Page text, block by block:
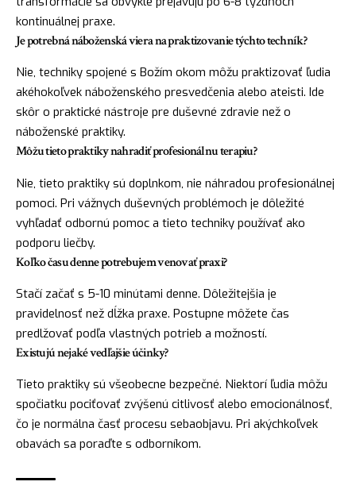
kontinuálnej praxe.
Je potrebná náboženská viera na praktizovanie týchto techník?
Nie, techniky spojené s Božím okom môžu praktizovať ľudia
akéhokoľvek náboženského presvedčenia alebo ateisti. Ide
skôr o praktické nástroje pre duševné zdravie než o
náboženské praktiky.
Môžu tieto praktiky nahradiť profesionálnu terapiu?
Nie, tieto praktiky sú doplnkom, nie náhradou profesionálnej
pomoci. Pri vážnych duševných problémoch je dôležité
vyhľadať odbornú pomoc a tieto techniky používať ako
podporu liečby.
Koľko času denne potrebujem venovať praxi?
Stačí začať s 5-10 minútami denne. Dôležitejšia je
pravidelnosť než dĺžka praxe. Postupne môžete čas
predlžovať podľa vlastných potrieb a možností.
Existujú nejaké vedľajšie účinky?
Tieto praktiky sú všeobecne bezpečné. Niektorí ľudia môžu
spočiatku pociťovať zvýšenú citlivosť alebo emocionálnosť,
čo je normálna časť procesu sebaobjavu. Pri akýchkoľvek
obavách sa poraďte s odborníkom.